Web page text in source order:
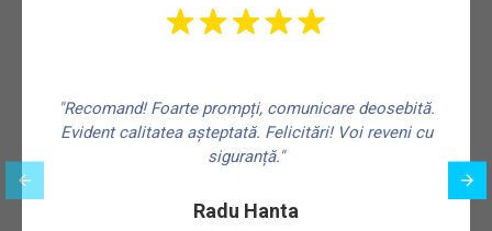
"Recomand! Foarte prompți, comunicare deosebită.
Evident calitatea așteptată. Felicitări! Voi reveni cu
siguranță."
Radu Hanta